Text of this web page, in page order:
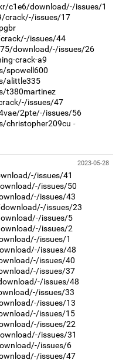
c1e6/download/-/issues/1
crack/-/issues/17
issues/44
download/-/issues/26
crack-a9
spowell600
alittle335
t380martinez
issues/47
2pte/-/issues/56
christopher209cu
2023-05-28
issues/41
issues/50
issues/43
issues/23
issues/5
issues/2
issues/1
issues/48
issues/40
issues/37
issues/48
issues/33
issues/13
issues/15
issues/22
issues/31
issues/6
issues/47